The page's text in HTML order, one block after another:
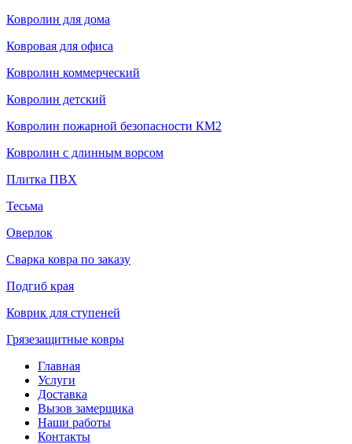
Ковролин для дома
Ковровая для офиса
Ковролин коммерческий
Ковролин детский
Ковролин пожарной безопасности КМ2
Ковролин с длинным ворсом
Плитка ПВХ
Тесьма
Оверлок
Сварка ковра по заказу
Подгиб края
Коврик для ступеней
Грязезащитные ковры
Главная
Услуги
Доставка
Вызов замерщика
Наши работы
Контакты